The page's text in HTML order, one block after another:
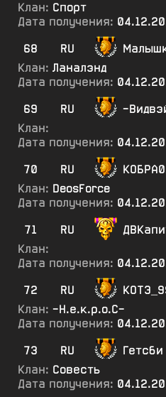
Клан: Спорт
Дата получения:
68
RU
Клан: Ланалэнд
Дата получения:
69
RU
-
Клан:
Дата получения:
70
RU
Клан: DeosForce
Дата получения:
71
RU
Клан:
Дата получения:
72
RU
Клан: -Н.е.к.р.о.С-
Дата получения:
73
RU
Гетсби
Клан: Совесть
Дата получения: